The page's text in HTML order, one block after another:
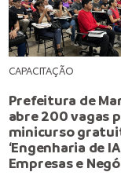
CAPACITAÇÃO
Prefeitura de
abre 200 vagas
minicurso
‘Engenharia de
Empresas e